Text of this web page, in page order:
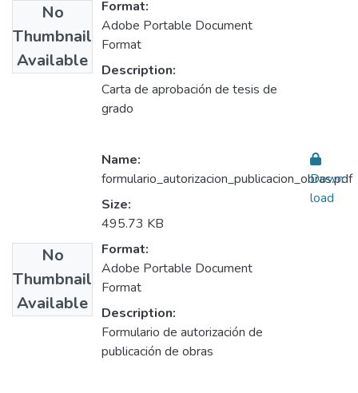
No
Thumbnail
Available
Format:
Adobe Portable Document
Format
Description:
Carta de aprobación de tesis de
grado
No
Thumbnail
Available
Name:
formulario_autorizacion_publicacion_obras.pdf
Size:
495.73 KB
Format:
Adobe Portable Document
Format
Description:
Formulario de autorización de
publicación de obras
Down
load